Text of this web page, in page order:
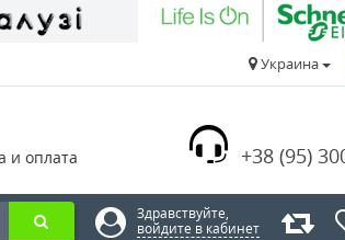
Украина
+38 (95)
и оплата
Здравствуйте,
войдите в кабинет